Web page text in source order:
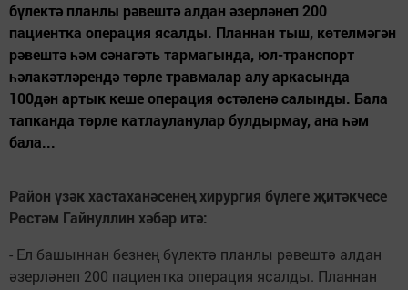
бүлектә планлы рәвештә алдан әзерләнеп 200
пациентка операция ясалды. Планнан тыш, көтелмәгән
рәвештә һәм сәнагәть тармагында, юл-транспорт
һәлакәтләрендә төрле травмалар алу аркасында
100дән артык кеше операция өстәленә салынды. Бала
тапканда төрле катлауланулар булдырмау, ана һәм
бала...
Район үзәк хастаханәсенең хирургия бүлеге җитәкчесе
Рөстәм Гайнуллин хәбәр итә:
- Ел башыннан безнең бүлектә планлы рәвештә алдан
әзерләнеп 200 пациентка операция ясалды. Планнан